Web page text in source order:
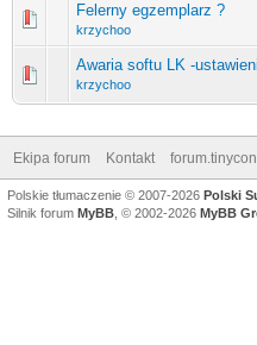
Felerny egzemplarz ?
krzychoo
Awaria softu LK -
krzychoo
Ekipa forum Kontakt
Polskie tłumaczenie © 2007-2026 Polski
Silnik forum MyBB , © 2002-2026 MyBB